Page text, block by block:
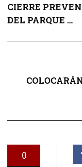
CIERRE
DEL PARQUE ...
0